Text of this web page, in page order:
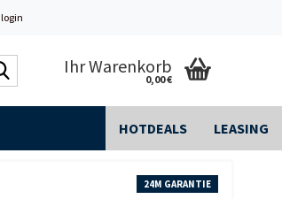
durchsuchen...
Ihr Warenkorb
0,00 €
HOTDEALS LEASING
24M GARANTIE